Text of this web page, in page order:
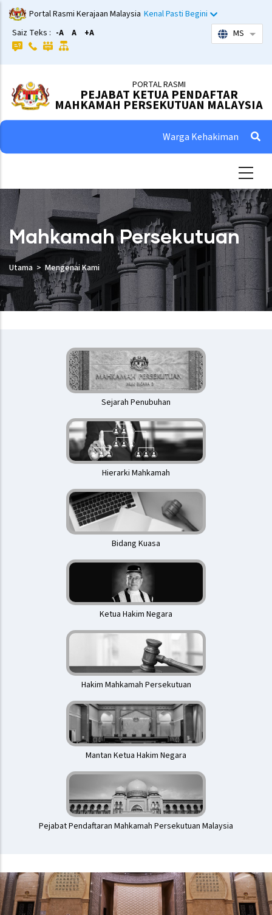
Skip
to
main
content
Portal Rasmi Kerajaan Malaysia Kenal Pasti Begini
Saiz Teks : -A A +A MS List
PORTAL RASMI
PEJABAT KETUA PENDAFTAR
MAHKAMAH PERSEKUTUAN MALAYSIA
Warga Kehakiman
Mahkamah Persekutuan
Utama Mengenai Kami
Persekutuan
Sejarah Penubuhan
Hierarki Mahkamah
Bidang Kuasa
Ketua Hakim Negara
Hakim Mahkamah Persekutuan
Mantan Ketua Hakim Negara
Pejabat Pendaftaran Mahkamah Persekutuan Malaysia